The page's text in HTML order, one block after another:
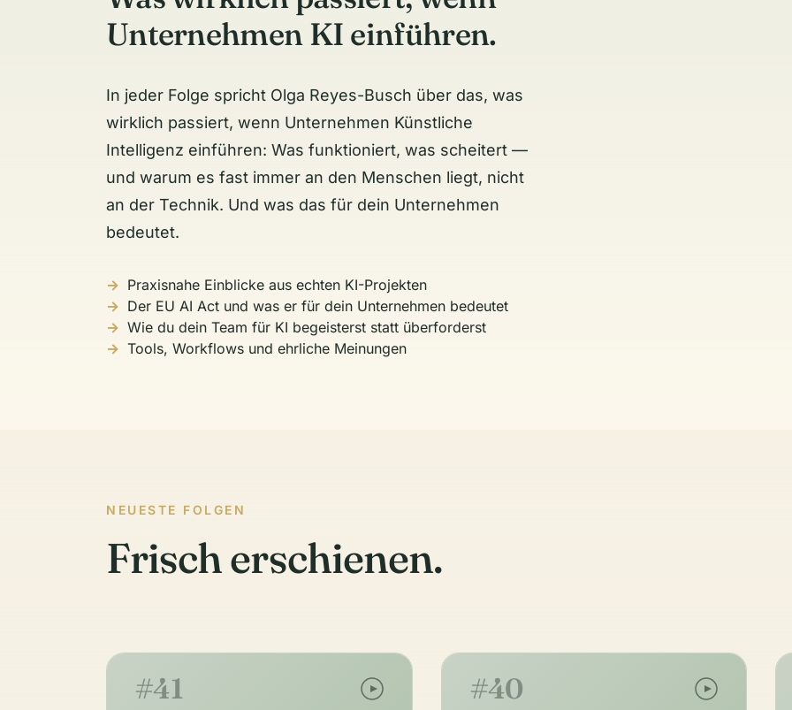
Unternehmen KI einführen.
In jeder Folge spricht Olga Reyes-Busch über das, was
wirklich passiert, wenn Unternehmen Künstliche
Intelligenz einführen: Was funktioniert, was scheitert —
und warum es fast immer an den Menschen liegt, nicht
an der Technik. Und was das für dein Unternehmen
bedeutet.
Praxisnahe Einblicke aus echten KI-Projekten
Der EU AI Act und was er für dein Unternehmen bedeutet
Wie du dein Team für KI begeisterst statt überforderst
Tools, Workflows und ehrliche Meinungen
NEUESTE FOLGEN
Frisch erschienen.
#41 #40